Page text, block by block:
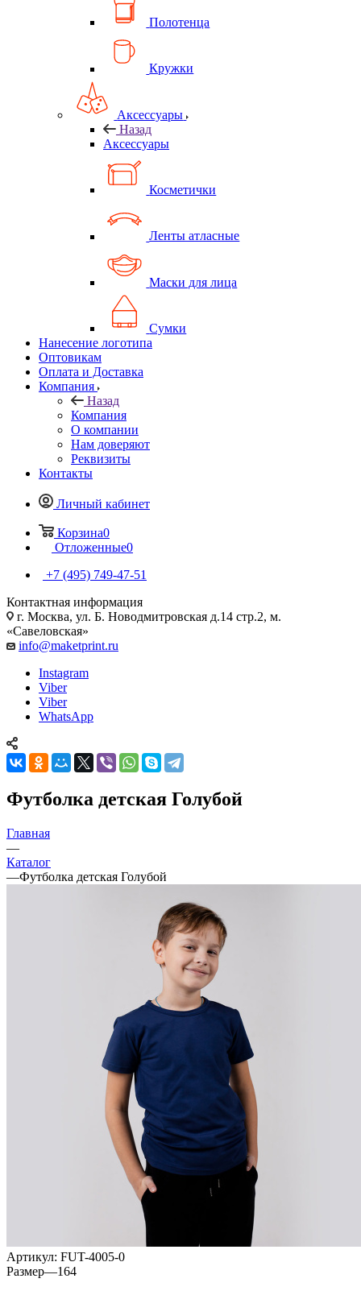
Полотенца
Кружки
Аксессуары
Назад
Аксессуары
Косметички
Ленты атласные
Маски для лица
Сумки
Нанесение логотипа
Оптовикам
Оплата и Доставка
Компания
Назад
Компания
О компании
Нам доверяют
Реквизиты
Контакты
Личный кабинет
Корзина0
Отложенные0
+7 (495) 749-47-51
Контактная информация
г. Москва, ул. Б. Новодмитровская д.14 стр.2, м.
«Савеловская»
info@maketprint.ru
Instagram
Viber
Viber
WhatsApp
Футболка детская Голубой
Главная
—
Каталог
—Футболка детская Голубой
Артикул: FUT-4005-0
Размер—164